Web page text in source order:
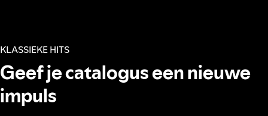
KLASSIEKE HITS
Geef je catalogus een nieuwe
impuls